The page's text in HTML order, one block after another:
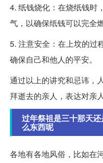
4. 纸钱烧化：在烧纸钱时
气，以确保纸钱可以完全
5. 注意安全：在上坟的过
确保自己和他人的平安。
通过以上的讲究和忌讳，
拜逝去的亲人，表达对亲
过年祭祖是三十那天
么东西呢
各地有各地风俗，比如在